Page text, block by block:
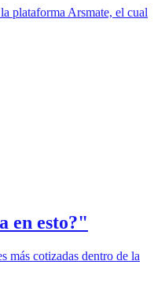
plataforma Arsmate, el cual
en esto?"
más cotizadas dentro de la